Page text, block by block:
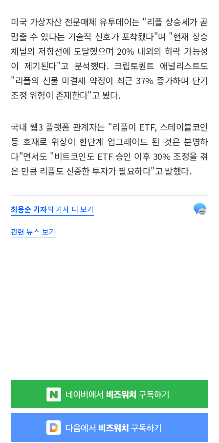
미국 가상자산 전문매체 유투데이는 "리플 상승세가 곧
멈출 수 있다는 기술적 신호가 포착됐다"며 "현재 상승
채널의 저항선에 도달했으며 20% 내외의 하락 가능성
이 제기된다"고 분석했다. 크립토퀀트 애널리스트도
"리플의 선물 미결제 약정이 최근 37% 증가하며 단기
조정 위험이 존재한다"고 봤다.
국내 웹3 플랫폼 관계자는 "리플이 ETF, 스테이블코인
등 호재로 위상이 한단계 업그레이드 된 것은 분명하
다"면서도 "비트코인도 ETF 승인 이후 30% 조정을 겪
은 만큼 리플도 신중한 투자가 필요하다"고 말했다.
최용순 기자의 기사 더 보기
관련 뉴스 보기